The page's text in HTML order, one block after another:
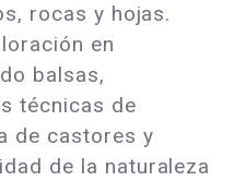
rocas y hojas.
en
balsas,
técnicas de
de castores y
de la naturaleza